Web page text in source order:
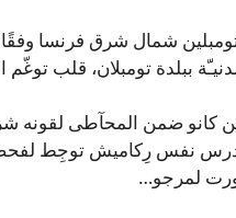
شمال شرق فرنسا وفقًا
ببلدة تومبلان، قلب توغّم
كانو ضمن المحآطى لقونه
بدرس نفس رِكاميش توجِط
لمرجو…